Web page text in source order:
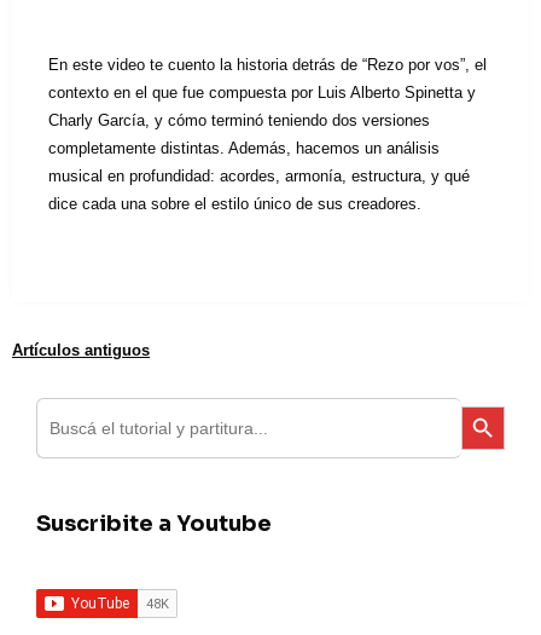
En este video te cuento la historia detrás de “Rezo por vos”, el
contexto en el que fue compuesta por Luis Alberto Spinetta y
Charly García, y cómo terminó teniendo dos versiones
completamente distintas. Además, hacemos un análisis
musical en profundidad: acordes, armonía, estructura, y qué
dice cada una sobre el estilo único de sus creadores.
de
entradas
Artículos antiguos
Search
for:
Search Button
Suscribite a Youtube